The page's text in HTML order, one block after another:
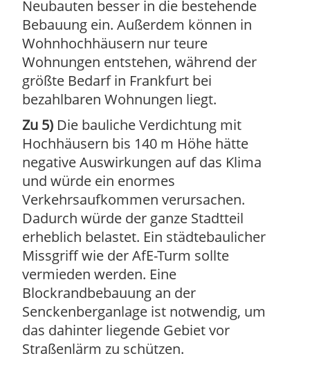
Neubauten besser in die bestehende
Bebauung ein. Außerdem können in
Wohnhochhäusern nur teure
Wohnungen entstehen, während der
größte Bedarf in Frankfurt bei
bezahlbaren Wohnungen liegt.
Zu 5) Die bauliche Verdichtung mit
Hochhäusern bis 140 m Höhe hätte
negative Auswirkungen auf das Klima
und würde ein enormes
Verkehrsaufkommen verursachen.
Dadurch würde der ganze Stadtteil
erheblich belastet. Ein städtebaulicher
Missgriff wie der AfE-Turm sollte
vermieden werden. Eine
Blockrandbebauung an der
Senckenberganlage ist notwendig, um
das dahinter liegende Gebiet vor
Straßenlärm zu schützen.